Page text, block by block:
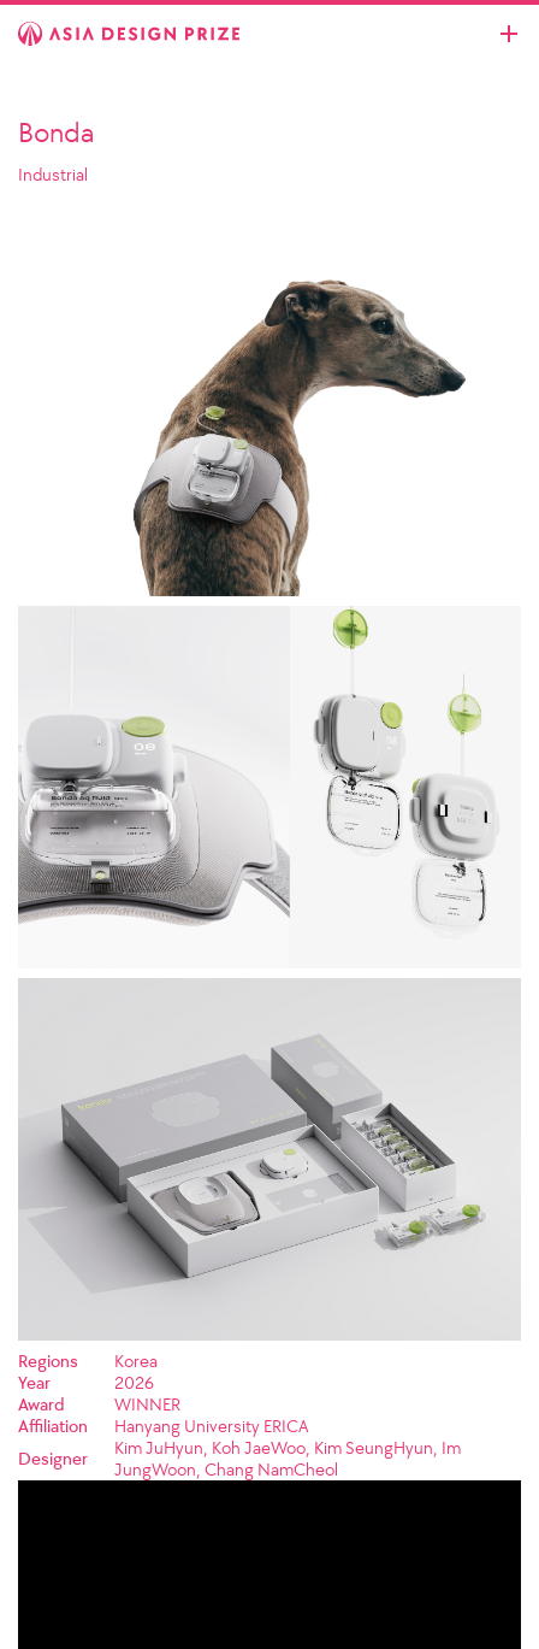
Bonda
Industrial
Regions
Korea
Year
2026
Award
WINNER
Affiliation
Hanyang University ERICA
Designer
Kim JuHyun, Koh JaeWoo, Kim SeungHyun, Im
JungWoon, Chang NamCheol